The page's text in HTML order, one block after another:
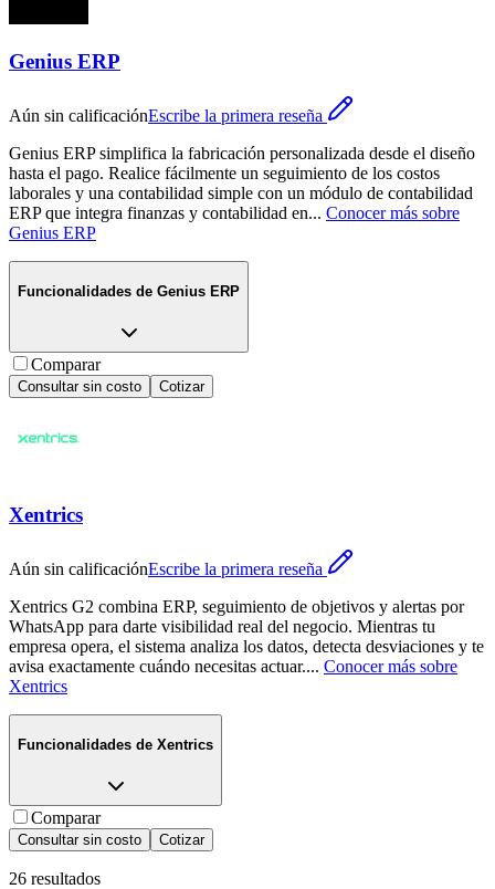
Genius ERP
Aún sin calificaciónEscribe la primera reseña
Genius ERP simplifica la fabricación personalizada desde el diseño
hasta el pago. Realice fácilmente un seguimiento de los costos
laborales y una contabilidad simple con un módulo de contabilidad
ERP que integra finanzas y contabilidad en... Conocer más sobre
Genius ERP
Funcionalidades de Genius ERP
Comparar
Consultar sin costo Cotizar
Xentrics
Aún sin calificaciónEscribe la primera reseña
Xentrics G2 combina ERP, seguimiento de objetivos y alertas por
WhatsApp para darte visibilidad real del negocio. Mientras tu
empresa opera, el sistema analiza los datos, detecta desviaciones y te
avisa exactamente cuándo necesitas actuar.... Conocer más sobre
Xentrics
Funcionalidades de Xentrics
Comparar
Consultar sin costo Cotizar
26 resultados